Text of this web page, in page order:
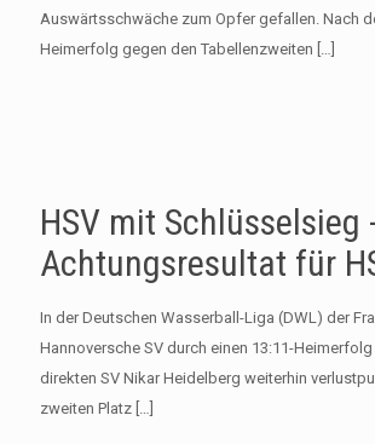
Auswärtsschwäche zum Opfer gefallen. Nach
Heimerfolg gegen den Tabellenzweiten […]
HSV mit Schlüsselsieg
Achtungsresultat für
In der Deutschen Wasserball-Liga (DWL) der
Hannoversche SV durch einen 13:11-
direkten SV Nikar Heidelberg weiterhin
zweiten Platz […]